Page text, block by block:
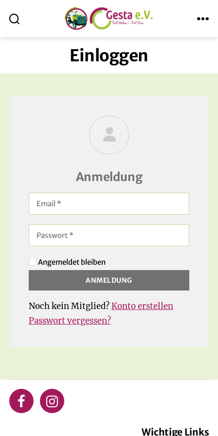
ABmitLara
Einloggen
Anmeldung
Angemeldet bleiben
Noch kein Mitglied?Konto erstellen
Passwort vergessen?
Wichtige Links